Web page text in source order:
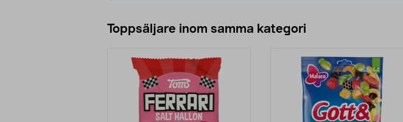
Toppsäljare inom samma kategori